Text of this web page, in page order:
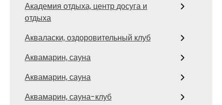
Академия отдыха, центр досуга и
отдыха
Акваласки, оздоровительный клуб
Аквамарин, сауна
Аквамарин, сауна
Аквамарин, сауна-клуб